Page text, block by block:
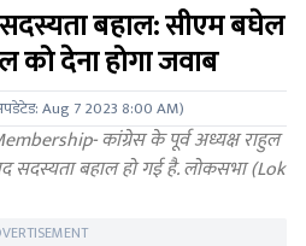
of rahul
of
बहाल: सीएम बघेल
को देना होगा जवाब
Aug 7 2023 8:00 AM)
कांग्रेस के पूर्व अध्यक्ष राहुल
सदस्यता बहाल हो गई है. लोकसभा (Lok